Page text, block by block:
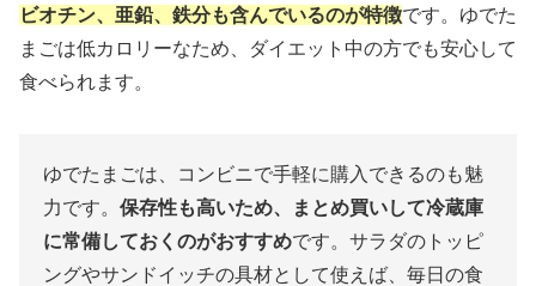
ビオチン、亜鉛、鉄分も含んでいるのが特徴です。ゆでた
まごは低カロリーなため、ダイエット中の方でも安心して
食べられます。
ゆでたまごは、コンビニで手軽に購入できるのも魅
力です。 保存性も高いため、まとめ買いして冷蔵庫
に常備しておくのがおすすめです。サラダのトッピ
ングやサンドイッチの具材として使えば、毎日の食